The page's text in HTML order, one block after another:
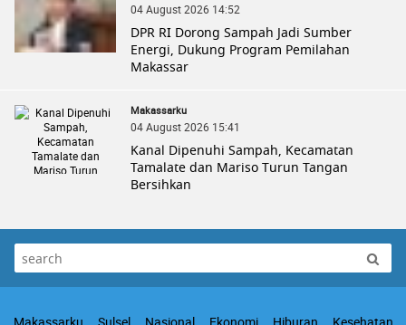
04 August 2026 14:52
DPR RI Dorong Sampah Jadi Sumber
Energi, Dukung Program Pemilahan
Makassar
Makassarku
04 August 2026 15:41
Kanal Dipenuhi Sampah, Kecamatan
Tamalate dan Mariso Turun Tangan
Bersihkan
Makassarku Sulsel Nasional Ekonomi Hiburan Kesehatan